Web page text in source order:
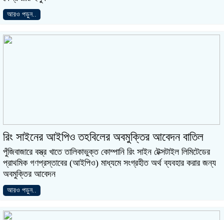
আরও পড়ুন..
রিং সাইনের আইপিও তহবিলের অবমুক্তির আবেদন বাতিল
পুঁজিবাজারে বস্ত্র খাতে তালিকাভুক্ত কোম্পানি রিং সাইন টেক্সটাইল লিমিটেডের
প্রাথমিক গণপ্রস্তাবের (আইপিও) মাধ্যমে সংগ্রহীত অর্থ ব্যবহার করার জন্য
অবমুক্তির আবেদন
আরও পড়ুন..